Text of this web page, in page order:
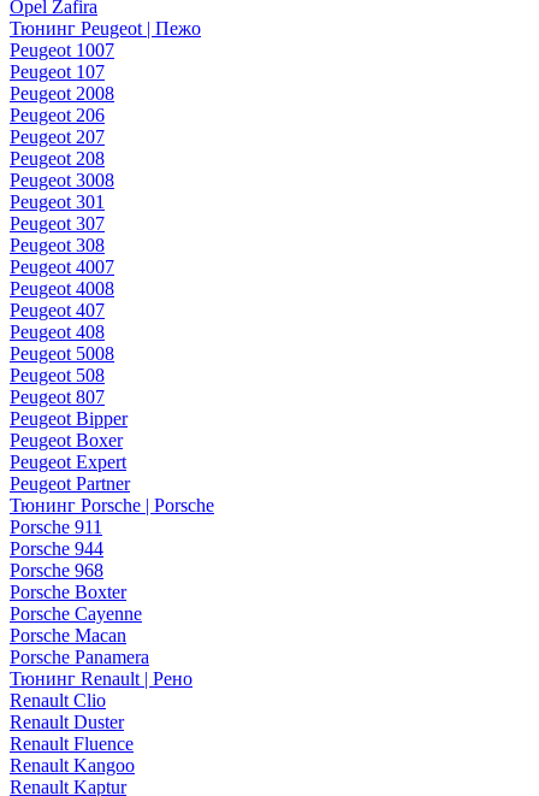
Opel Zafira
Тюнинг Peugeot | Пежо
Peugeot 1007
Peugeot 107
Peugeot 2008
Peugeot 206
Peugeot 207
Peugeot 208
Peugeot 3008
Peugeot 301
Peugeot 307
Peugeot 308
Peugeot 4007
Peugeot 4008
Peugeot 407
Peugeot 408
Peugeot 5008
Peugeot 508
Peugeot 807
Peugeot Bipper
Peugeot Boxer
Peugeot Expert
Peugeot Partner
Тюнинг Porsche | Porsche
Porsche 911
Porsche 944
Porsche 968
Porsche Boxter
Porsche Cayenne
Porsche Macan
Porsche Panamera
Тюнинг Renault | Рено
Renault Clio
Renault Duster
Renault Fluence
Renault Kangoo
Renault Kaptur